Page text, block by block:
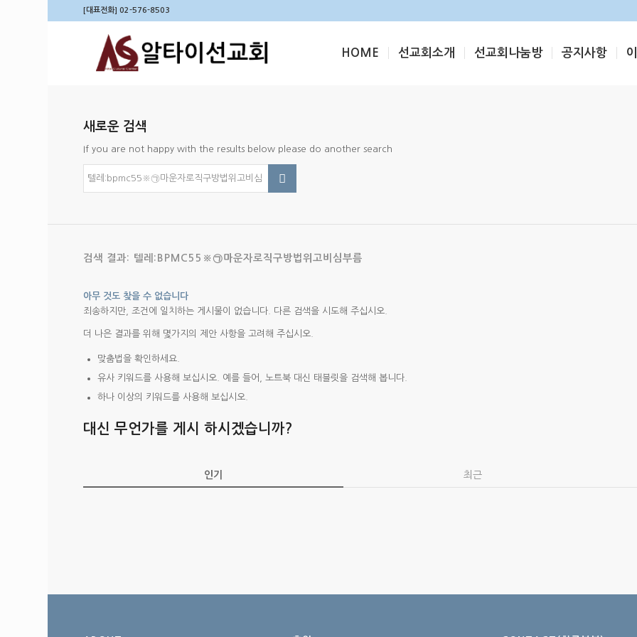
[대표전화] 02-576-8503
HOME 선교회소개 선교회나눔방 공지사항
새로운 검색
If you are not happy with the results below please do another search
검색 결과: 텔레:BPMC55※㉠마운자로직구방법위고비심부름
아무 것도 찾을 수 없습니다
죄송하지만, 조건에 일치하는 게시물이 없습니다. 다른 검색을 시도해 주십시오.
더 나은 결과를 위해 몇가지의 제안 사항을 고려해 주십시오.
맞춤법을 확인하세요.
유사 키워드를 사용해 보십시오. 예를 들어, 노트북 대신 태블릿을 검색해 봅니다.
하나 이상의 키워드를 사용해 보십시오.
대신 무언가를 게시 하시겠습니까?
인기 최근